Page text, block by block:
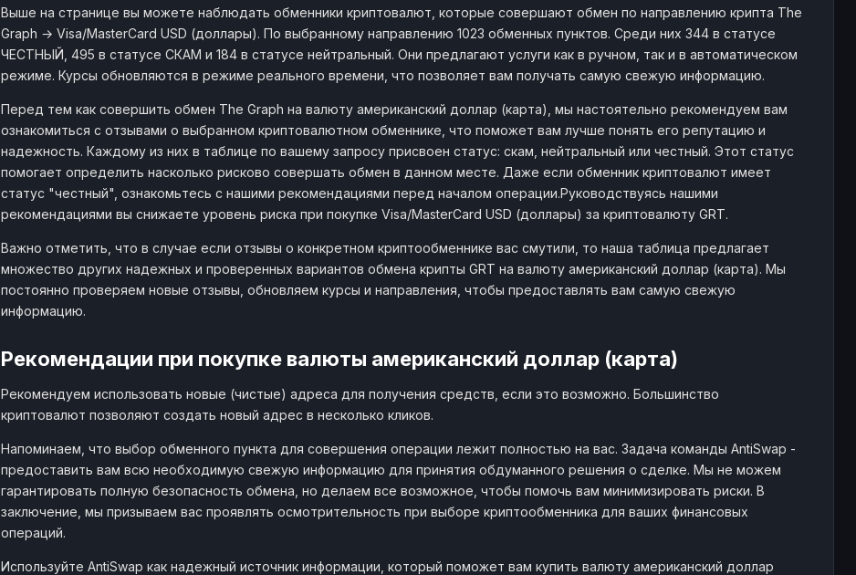
Выше на странице вы можете наблюдать обменники криптовалют, которые совершают обмен по направлению крипта The
Graph → Visa/MasterCard USD (доллары). По выбранному направлению 1023 обменных пунктов. Среди них 344 в статусе
ЧЕСТНЫЙ, 495 в статусе СКАМ и 184 в статусе нейтральный. Они предлагают услуги как в ручном, так и в автоматическом
режиме. Курсы обновляются в режиме реального времени, что позволяет вам получать самую свежую информацию.
Перед тем как совершить обмен The Graph на валюту американский доллар (карта), мы настоятельно рекомендуем вам
ознакомиться с отзывами о выбранном криптовалютном обменнике, что поможет вам лучше понять его репутацию и
надежность. Каждому из них в таблице по вашему запросу присвоен статус: скам, нейтральный или честный. Этот статус
помогает определить насколько рисково совершать обмен в данном месте. Даже если обменник криптовалют имеет
статус "честный", ознакомьтесь с нашими рекомендациями перед началом операции.Руководствуясь нашими
рекомендациями вы снижаете уровень риска при покупке Visa/MasterCard USD (доллары) за криптовалюту GRT.
Важно отметить, что в случае если отзывы о конкретном криптообменнике вас смутили, то наша таблица предлагает
множество других надежных и проверенных вариантов обмена крипты GRT на валюту американский доллар (карта). Мы
постоянно проверяем новые отзывы, обновляем курсы и направления, чтобы предоставлять вам самую свежую
информацию.
Рекомендации при покупке валюты американский доллар (карта)
Рекомендуем использовать новые (чистые) адреса для получения средств, если это возможно. Большинство
криптовалют позволяют создать новый адрес в несколько кликов.
Напоминаем, что выбор обменного пункта для совершения операции лежит полностью на вас. Задача команды AntiSwap -
предоставить вам всю необходимую свежую информацию для принятия обдуманного решения о сделке. Мы не можем
гарантировать полную безопасность обмена, но делаем все возможное, чтобы помочь вам минимизировать риски. В
заключение, мы призываем вас проявлять осмотрительность при выборе криптообменника для ваших финансовых
операций.
Используйте AntiSwap как надежный источник информации, который поможет вам купить валюту американский доллар